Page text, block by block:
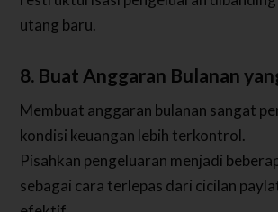
utang baru.
8. Buat Anggaran Bulanan
Membuat anggaran bulanan sangat
kondisi keuangan lebih terkontrol.
Pisahkan pengeluaran menjadi
sebagai cara terlepas dari cicilan